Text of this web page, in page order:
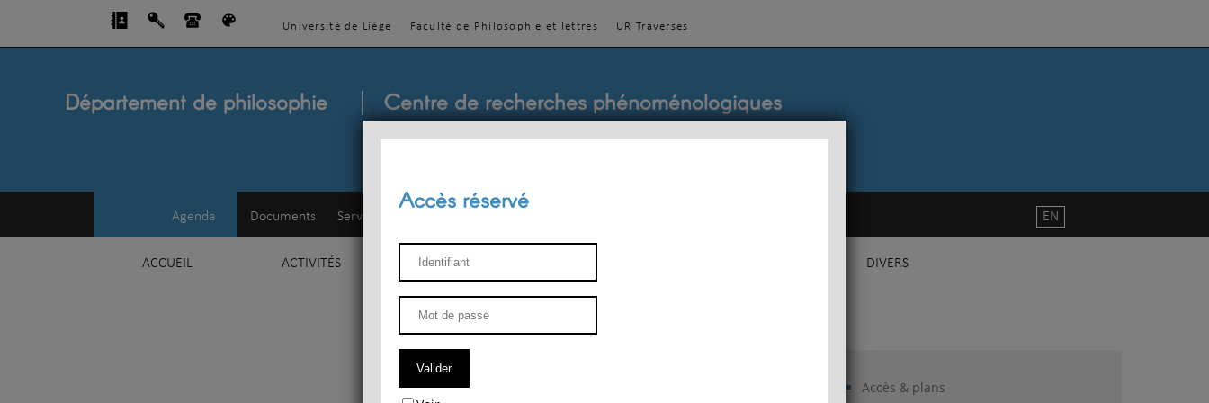
Université de Liège Faculté de Philosophie et lettres UR Traverses
Département de philosophie Centre de recherches phénoménologiques
Agenda Documents Service d'esthétique
ACCUEIL ACTIVITÉS ENSEIGNEMENT DIVERS
EN
Accès & plans
Accès réservé